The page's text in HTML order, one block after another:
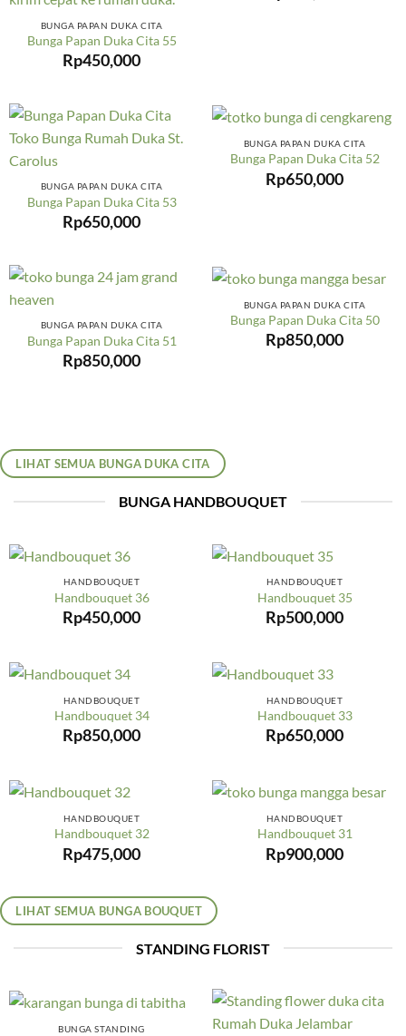
BUNGA PAPAN DUKA CITA
Bunga Papan Duka Cita 55
Rp450,000
BUNGA PAPAN DUKA CITA
Bunga Papan Duka Cita 53
Rp650,000
BUNGA PAPAN DUKA CITA
Bunga Papan Duka Cita 52
Rp650,000
BUNGA PAPAN DUKA CITA
Bunga Papan Duka Cita 51
Rp850,000
BUNGA PAPAN DUKA CITA
Bunga Papan Duka Cita 50
Rp850,000
LIHAT SEMUA BUNGA DUKA CITA
BUNGA HANDBOUQUET
HANDBOUQUET
Handbouquet 36
Rp450,000
HANDBOUQUET
Handbouquet 35
Rp500,000
HANDBOUQUET
Handbouquet 34
Rp850,000
HANDBOUQUET
Handbouquet 33
Rp650,000
HANDBOUQUET
Handbouquet 32
Rp475,000
HANDBOUQUET
Handbouquet 31
Rp900,000
LIHAT SEMUA BUNGA BOUQUET
STANDING FLORIST
BUNGA STANDING